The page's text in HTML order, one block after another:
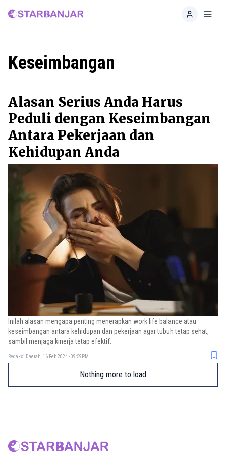
Home
Keseimbangan
Alasan Serius Anda Harus
Peduli dengan Keseimbangan
Antara Pekerjaan dan
Kehidupan Anda
Inilah alasan mengapa penting menerapkan work life balance atau
keseimbangan antara kehidupan dan pekerjaan agar tubuh tetap sehat,
sambil menjaga kinerja tetap efektif.
Redaksi Daerah 16 Feb 2024 - 09:59PM
Nothing more to load